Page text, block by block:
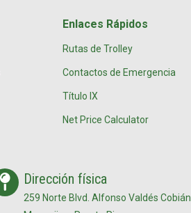
Enlaces Rápidos
Rutas de Trolley
Contactos de Emergencia
Título IX
Net Price Calculator
Dirección física
259 Norte Blvd. Alfonso Valdés Cobián